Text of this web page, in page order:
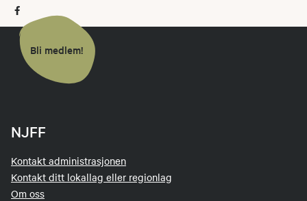
Bli medlem!
NJFF
Kontakt administrasjonen
Kontakt ditt lokallag eller regionlag
Om oss